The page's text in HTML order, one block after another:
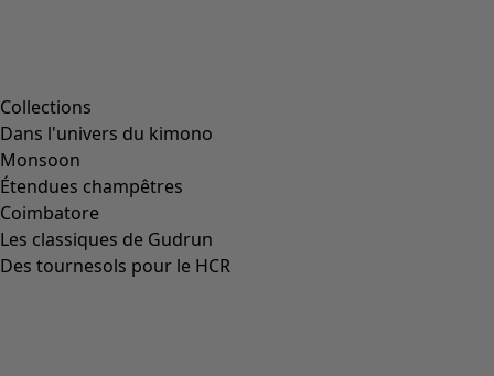
Collections
Dans l'univers du kimono
Monsoon
Étendues champêtres
Coimbatore
Les classiques de Gudrun
Des tournesols pour le HCR